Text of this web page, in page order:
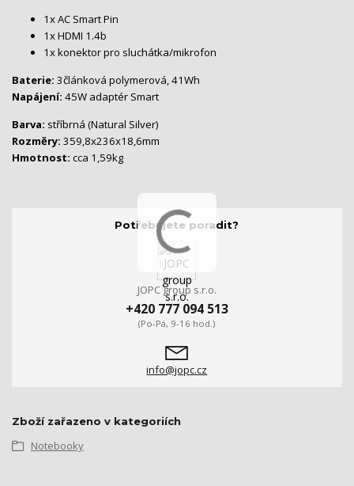
1x AC Smart Pin
1x HDMI 1.4b
1x konektor pro sluchátka/mikrofon
Baterie: 3článková polymerová, 41Wh
Napájení: 45W adaptér Smart
Barva: stříbrná (Natural Silver)
Rozměry: 359,8x236x18,6mm
Hmotnost: cca 1,59kg
Potřebujete poradit?
JOPC group s.r.o.
+420 777 094 513
(Po-Pá, 9-16 hod.)
info@jopc.cz
Zboží zařazeno v kategoriích
Notebooky